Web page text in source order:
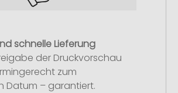
schnelle Lieferung
der Druckvorschau
zum
Datum – garantiert.